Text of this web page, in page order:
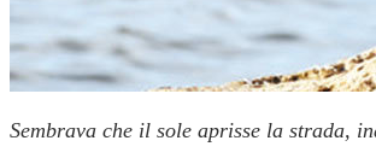
Sembrava che il sole aprisse la strada,